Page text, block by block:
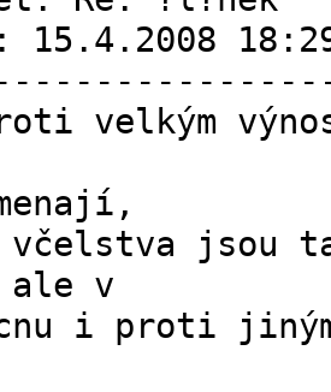
15.4.2008
velkým
jsou
ale v
i proti jiným